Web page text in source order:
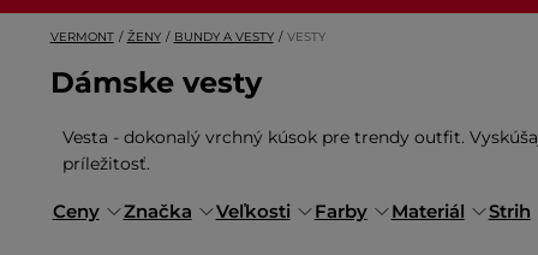
VERMONT ŽENY BUNDY A VESTY VESTY
Dámske vesty
Vesta - dokonalý vrchný kúsok pre trendy outfit.
príležitosť.
Ceny Značka Veľkosti Farby Materiál Strih